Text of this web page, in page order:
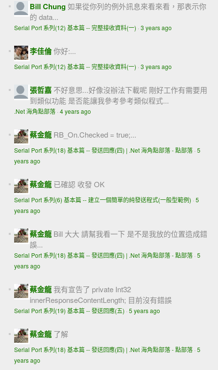
Bill Chung如果從你列的例外訊息來看來看，那表示你
的 data...
Serial Port 系列(12) 基本篇 -- 完整接收資料(一) · 3 years ago
李佳倫你好:...
Serial Port 系列(12) 基本篇 -- 完整接收資料(一) · 3 years ago
張哲嘉 不好意思...好像沒辦法下載呢 剛好工作有需要用
到類似功能 是否能讓我參考參考類似程式...
.Net 海角點部落· 4 years ago
蔡金龍 RB_On.Checked = true;...
Serial Port 系列(18) 基本篇 -- 發送回應(四) | .Net 海角點部落 - 點部落· 5
years ago
蔡金龍 已確認 收發 OK
Serial Port 系列(6) 基本篇 -- 建立一個簡單的純發送程式(一般型範例) · 5
years ago
蔡金龍 Bill 大大 請幫我看一下 是不是我放的位置造成錯
誤...
Serial Port 系列(18) 基本篇 -- 發送回應(四) | .Net 海角點部落 - 點部落· 5
years ago
蔡金龍 我有宣告了 private Int32
innerResponseContentLength; 目前沒有錯誤
Serial Port 系列(19) 基本篇 -- 發送回應(五) · 5 years ago
蔡金龍 了解
Serial Port 系列(18) 基本篇 -- 發送回應(四) | .Net 海角點部落 - 點部落· 5
years ago